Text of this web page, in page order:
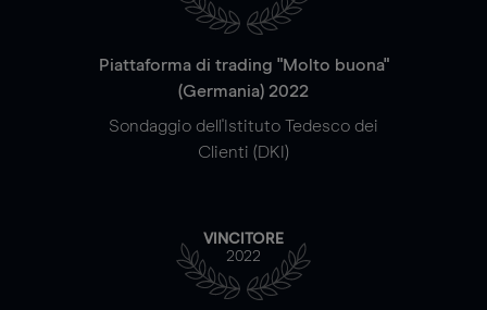
Piattaforma di trading "Molto buona"
(Germania) 2022
Sondaggio dell'Istituto Tedesco dei
Clienti (DKI)
VINCITORE
2022